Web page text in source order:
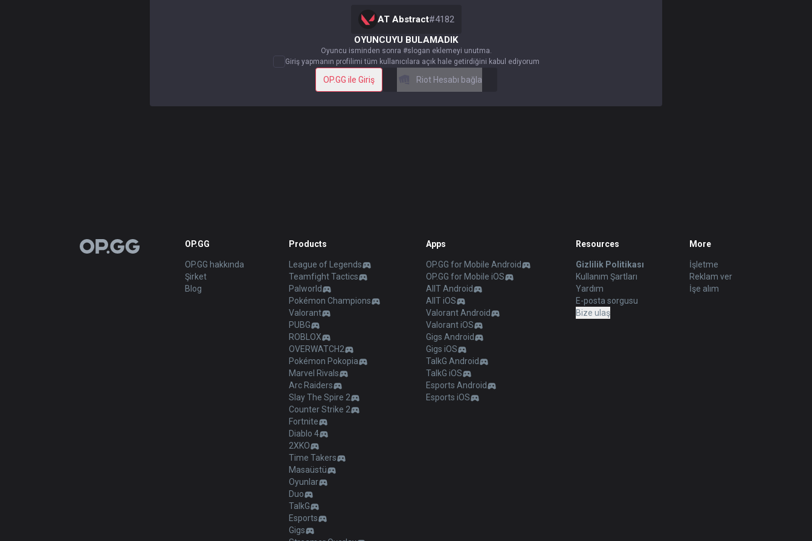
AT Abstract#4182
OYUNCUYU BULAMADIK
Oyuncu isminden sonra #slogan eklemeyi unutma.
Giriş yapmanın profilimi tüm kullanıcılara açık hale getirdiğini kabul ediyorum
OP.GG ile Giriş Riot Hesabı bağla
OP.GG OP.GG
OP.GG hakkında
Şirket
Blog
Products
League of Legends
Teamfight Tactics
Palworld
Pokémon Champions
Valorant
PUBG
ROBLOX
OVERWATCH2
Pokémon Pokopia
Marvel Rivals
Arc Raiders
Slay The Spire 2
Counter Strike 2
Fortnite
Diablo 4
2XKO
Time Takers
Masaüstü
Oyunlar
Duo
TalkG
Esports
Gigs
Apps
OP.GG for Mobile Android
OP.GG for Mobile iOS
AllT Android
AllT iOS
Valorant Android
Valorant iOS
Gigs Android
Gigs iOS
TalkG Android
TalkG iOS
Esports Android
Esports iOS
Resources
Gizlilik Politikası
Kullanım Şartları
Yardım
E-posta sorgusu
Bize ulaş
More
İşletme
Reklam ver
İşe alım